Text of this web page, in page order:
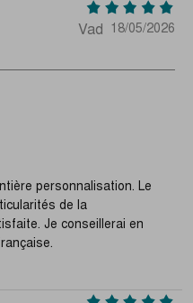
Vad 18/05/2026
personnalisation. Le
de la
Je conseillerai en